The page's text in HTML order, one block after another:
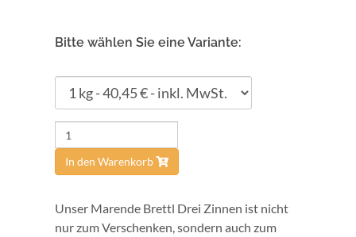
Bitte wählen Sie eine Variante:
In den Warenkorb
Unser Marende Brettl Drei Zinnen ist nicht
nur zum Verschenken, sondern auch zum